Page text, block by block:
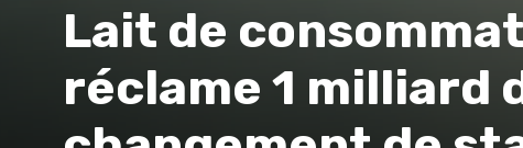
Lait de
réclame 1 milliard